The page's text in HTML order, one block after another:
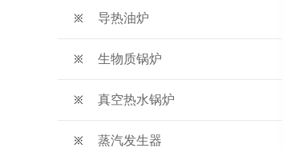
导热油炉
生物质锅炉
真空热水锅炉
蒸汽发生器